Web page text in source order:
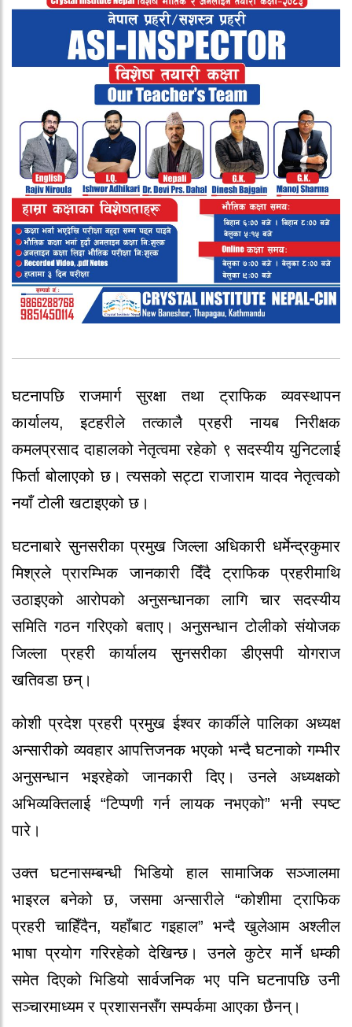
घटनापछि राजमार्ग सुरक्षा तथा ट्राफिक व्यवस्थापन
कार्यालय, इटहरीले तत्कालै प्रहरी नायब निरीक्षक
कमलप्रसाद दाहालको नेतृत्वमा रहेको ९ सदस्यीय युनिटलाई
फिर्ता बोलाएको छ। त्यसको सट्टा राजाराम यादव नेतृत्वको
नयाँ टोली खटाइएको छ।
घटनाबारे सुनसरीका प्रमुख जिल्ला अधिकारी धर्मेन्द्रकुमार
मिश्रले प्रारम्भिक जानकारी दिँदै ट्राफिक प्रहरीमाथि
उठाइएको आरोपको अनुसन्धानका लागि चार सदस्यीय
समिति गठन गरिएको बताए। अनुसन्धान टोलीको संयोजक
जिल्ला प्रहरी कार्यालय सुनसरीका डीएसपी योगराज
खतिवडा छन्।
कोशी प्रदेश प्रहरी प्रमुख ईश्वर कार्कीले पालिका अध्यक्ष
अन्सारीको व्यवहार आपत्तिजनक भएको भन्दै घटनाको गम्भीर
अनुसन्धान भइरहेको जानकारी दिए। उनले अध्यक्षको
अभिव्यक्तिलाई “टिप्पणी गर्न लायक नभएको” भनी स्पष्ट
पारे।
उक्त घटनासम्बन्धी भिडियो हाल सामाजिक सञ्जालमा
भाइरल बनेको छ, जसमा अन्सारीले “कोशीमा ट्राफिक
प्रहरी चाहिँदैन, यहाँबाट गइहाल” भन्दै खुलेआम अश्लील
भाषा प्रयोग गरिरहेको देखिन्छ। उनले कुटेर मार्ने धम्की
समेत दिएको भिडियो सार्वजनिक भए पनि घटनापछि उनी
सञ्चारमाध्यम र प्रशासनसँग सम्पर्कमा आएका छैनन्।